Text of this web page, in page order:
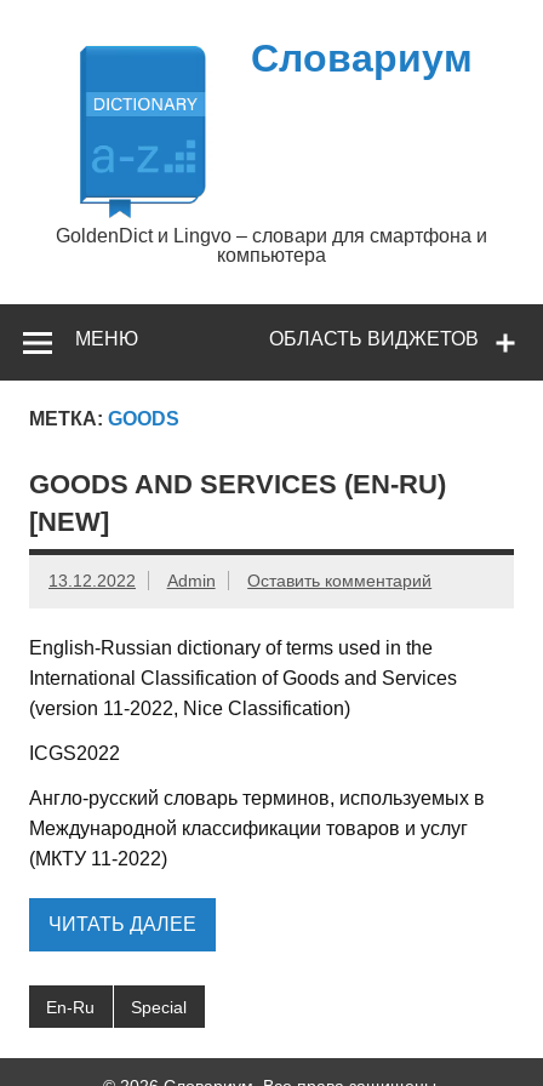
содержимому
Словариум
GoldenDict и Lingvo – словари для смартфона и
компьютера
ОБЛАСТЬ ВИДЖЕТОВ
МЕНЮ
МЕТКА: GOODS
GOODS AND SERVICES (EN-RU)
[NEW]
13.12.2022 Admin Оставить комментарий
English-Russian dictionary of terms used in the
International Classification of Goods and Services
(version 11-2022, Nice Classification)
ICGS2022
Англо-русский словарь терминов, используемых в
Международной классификации товаров и услуг
(МКТУ 11-2022)
ЧИТАТЬ ДАЛЕЕ
En-Ru Special